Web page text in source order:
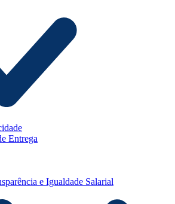
Entrega
e Igualdade Salarial